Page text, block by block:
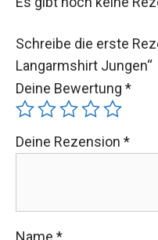
Schreibe die erste
Langarmshirt Jungen“
Deine Bewertung *
Deine Rezension *
Name *